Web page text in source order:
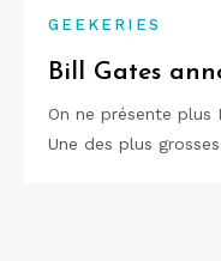
GEEKERIES
Bill Gates
On ne présente plus
Une des plus